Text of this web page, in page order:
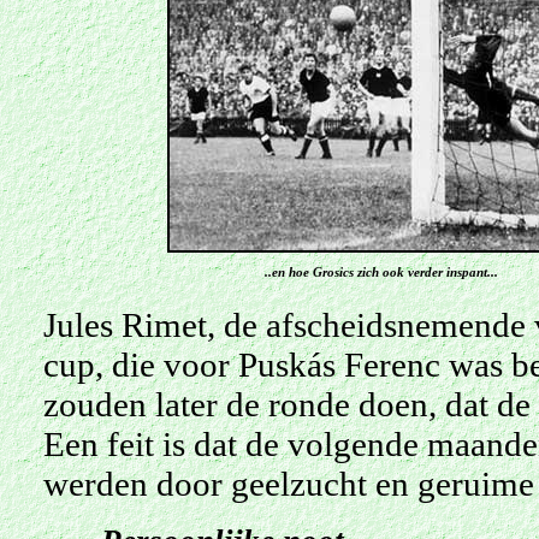
..en hoe Grosics zich ook verder inspant...
Jules Rimet, de
cup, die voor Puskás Ferenc was
zouden later de ronde doen, dat
Een feit is dat de volgende
werden door geelzucht en